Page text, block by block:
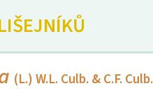
(L.) W.L. Culb. & C.F. Culb.